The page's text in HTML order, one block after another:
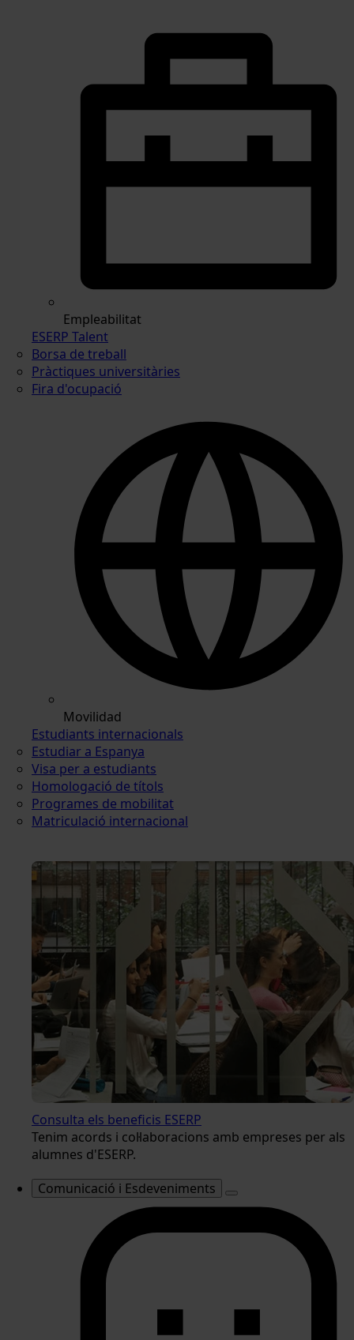
Empleabilitat
ESERP Talent
Borsa de treball
Pràctiques universitàries
Fira d'ocupació
Movilidad
Estudiants internacionals
Estudiar a Espanya
Visa per a estudiants
Homologació de títols
Programes de mobilitat
Matriculació internacional
Consulta els beneficis ESERP
Tenim acords i col·laboracions amb empreses per als
alumnes d'ESERP.
Comunicació i Esdeveniments